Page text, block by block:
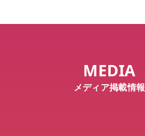
MEDIA
メディア掲載情報